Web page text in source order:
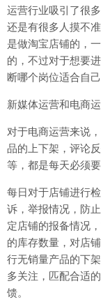
运营行业吸引了很
还是有很多人摸不
是做淘宝店铺的，
的，不过对于想要
断哪个岗位适合自
新媒体运营和电商
对于电商运营来说
品的上下架，评论
等，都是每天必须要
每日对于店铺进行
诉，举报情况，防
定店铺的报备情况
的库存数量，对店
行无销量产品的下
多关注，匹配合适
馈。